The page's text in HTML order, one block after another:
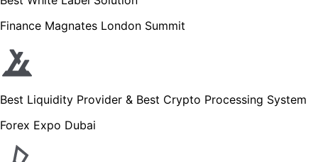
Finance Magnates London Summit
Best Liquidity Provider & Best Crypto Processing System
Forex Expo Dubai